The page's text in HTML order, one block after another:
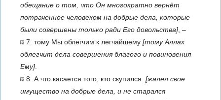
обещание о том, что Он многократно вернёт
потраченное человеком на добрые дела, которые
были совершены только ради Его довольства] , –
7. тому Мы облегчим к легчайшему [тому Аллах
облегчит дела совершения благого и повиновения
Ему]
8. А что касается того, кто скупился [жалел свое
имущество на добрые дела, и не старался